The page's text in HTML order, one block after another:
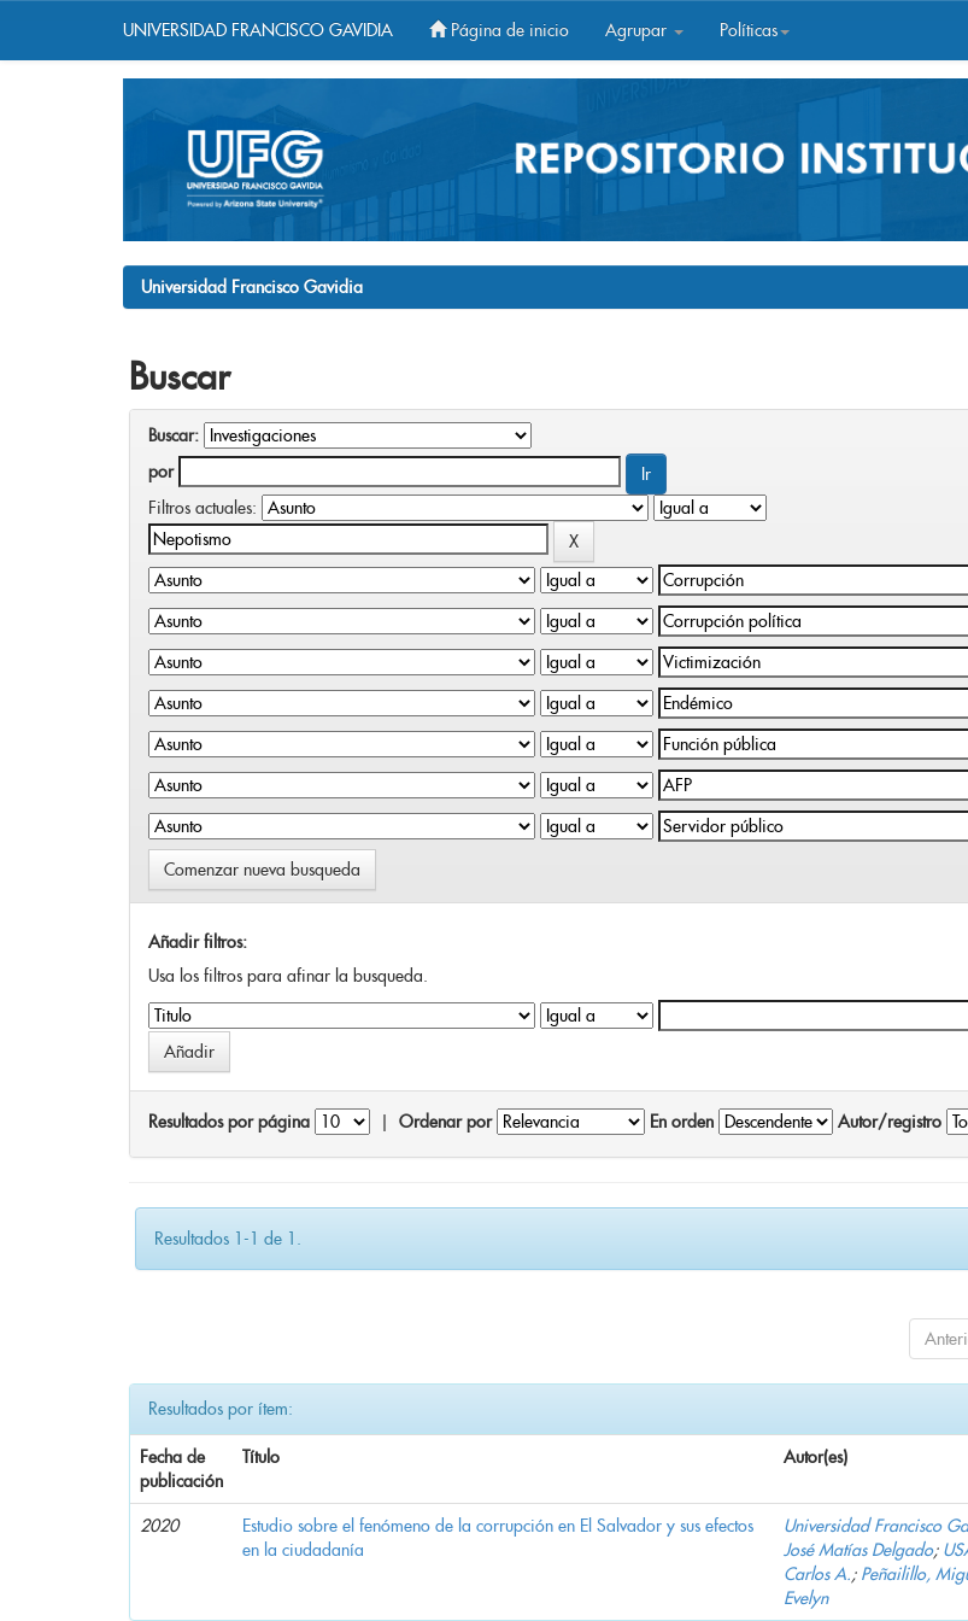
UNIVERSIDAD FRANCISCO GAVIDIA Página de inicio Agrupar Políticas
Universidad Francisco Gavidia
Buscar
Buscar:
por
Filtros actuales:
Comenzar nueva busqueda
Añadir filtros:
Usa los filtros para afinar la busqueda.
Resultados por página Ordenar por En orden Autor/registro
Resultados 1-1 de 1.
Resultados por ítem:
Fecha de
publicación
Título Autor(es)
2020
Estudio sobre el fenómeno de la corrupción en El Salvador y sus efectos
en la ciudadanía
Universidad Francisco
José Matías Delgado;
Carlos A.; Peñailillo,
Evelyn